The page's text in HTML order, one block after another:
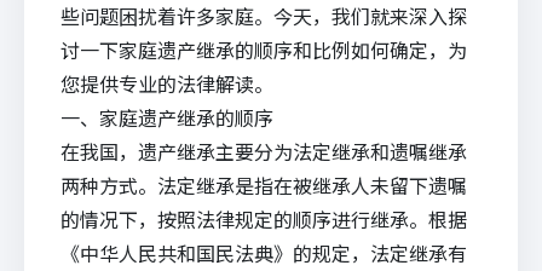
些问题困扰着许多家庭。今天，我们就来深入探
讨一下家庭遗产继承的顺序和比例如何确定，为
您提供专业的法律解读。
一、家庭遗产继承的顺序
在我国，遗产继承主要分为法定继承和遗嘱继承
两种方式。法定继承是指在被继承人未留下遗嘱
的情况下，按照法律规定的顺序进行继承。根据
《中华人民共和国民法典》的规定，法定继承有